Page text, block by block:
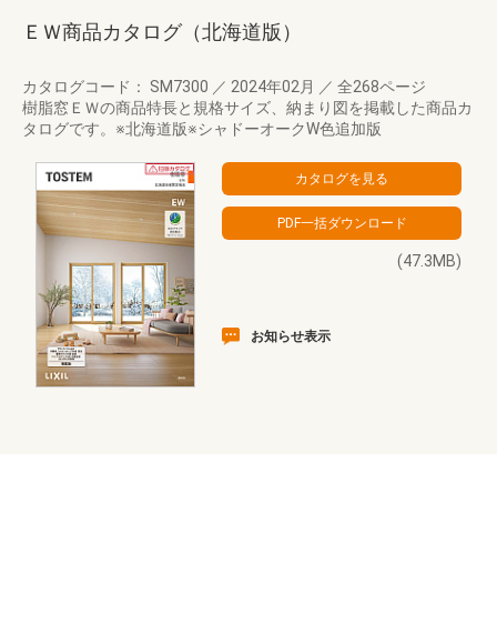
ＥＷ商品カタログ（北海道版）
カタログコード： SM7300 ／ 2024年02月 ／ 全268ページ
樹脂窓ＥＷの商品特長と規格サイズ、納まり図を掲載した商品カ
タログです。※北海道版※シャドーオークW色追加版
(47.3MB)
お知らせ表示